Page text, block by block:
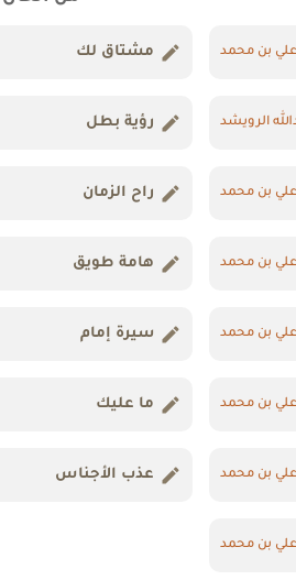
علي بن محمد مشتاق لك
الرويشد رؤية بطل
علي بن محمد راح الزمان
علي بن محمد هامة طويق
علي بن محمد سيرة إمام
علي بن محمد ما عليك
علي بن محمد عذب الأجناس
علي بن محمد